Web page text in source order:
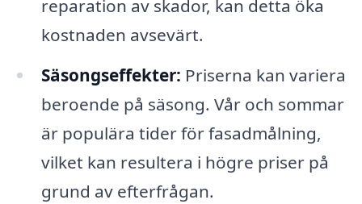
reparation av skador, kan detta öka
kostnaden avsevärt.
Säsongseffekter: Priserna kan variera
beroende på säsong. Vår och sommar
är populära tider för fasadmålning,
vilket kan resultera i högre priser på
grund av efterfrågan.